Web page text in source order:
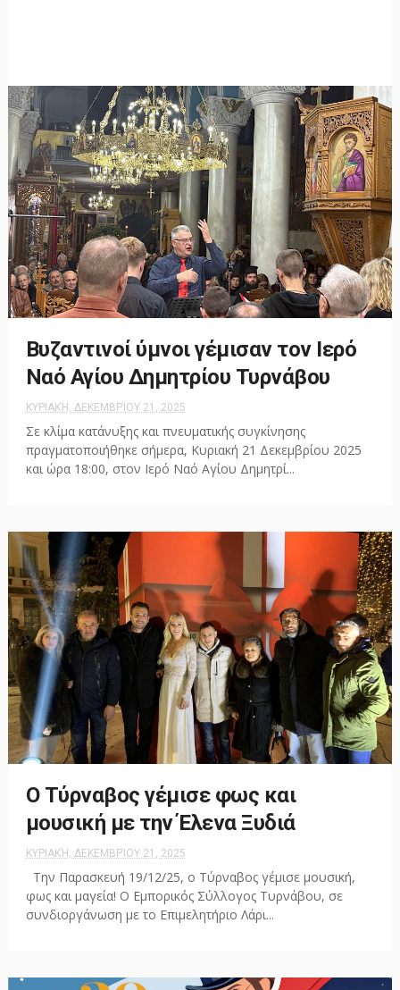
Βυζαντινοί ύμνοι γέμισαν τον Ιερό
Ναό Αγίου Δημητρίου Τυρνάβου
ΚΥΡΙΑΚΉ, ΔΕΚΕΜΒΡΊΟΥ 21, 2025
Σε κλίμα κατάνυξης και πνευματικής συγκίνησης
πραγματοποιήθηκε σήμερα, Κυριακή 21 Δεκεμβρίου 2025
και ώρα 18:00, στον Ιερό Ναό Αγίου Δημητρί...
Ο Τύρναβος γέμισε φως και
μουσική με την Έλενα Ξυδιά
ΚΥΡΙΑΚΉ, ΔΕΚΕΜΒΡΊΟΥ 21, 2025
Την Παρασκευή 19/12/25, ο Τύρναβος γέμισε μουσική,
φως και μαγεία! Ο Εμπορικός Σύλλογος Τυρνάβου, σε
συνδιοργάνωση με το Επιμελητήριο Λάρι...